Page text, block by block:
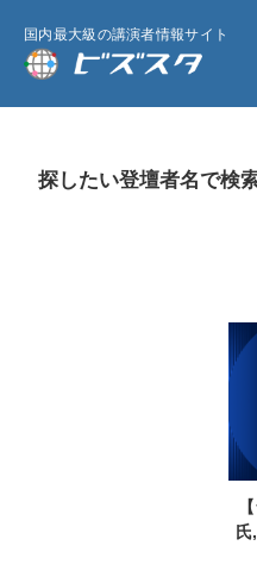
国内最大級の講演者情報サイト
探したい登壇者名で検